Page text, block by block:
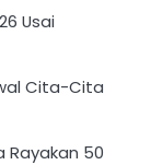
Usai
Cita-Cita
Rayakan 50